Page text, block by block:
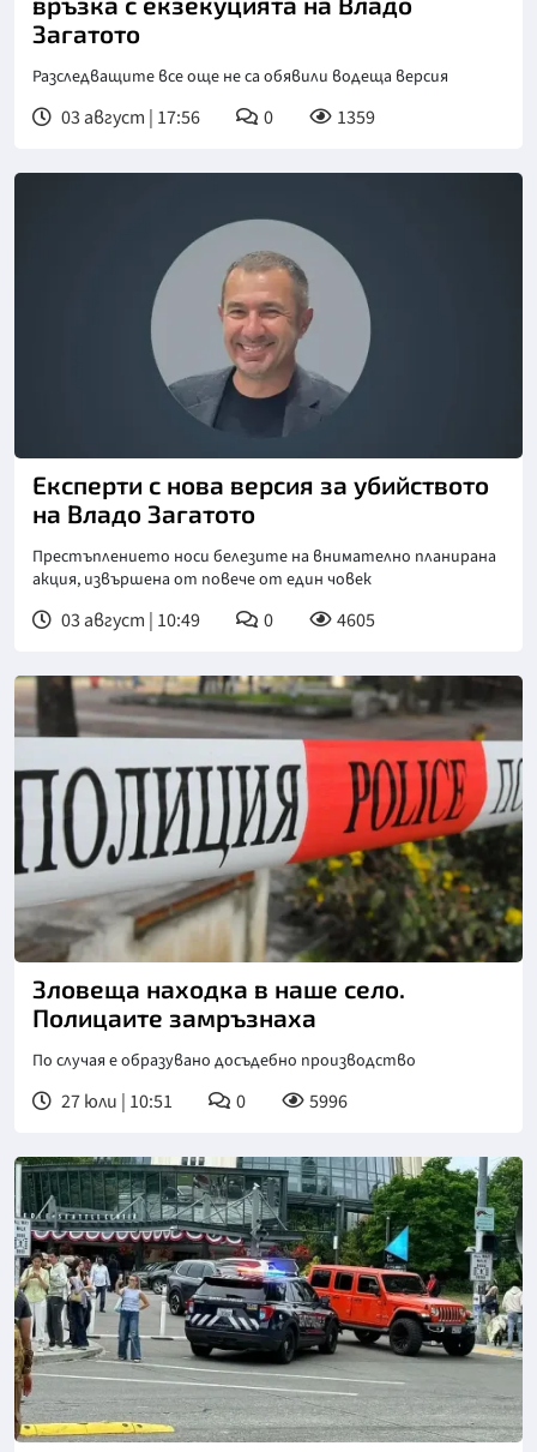
Загатото
Разследващите все още не са обявили водеща версия
03 август | 17:56 0 1359
Експерти с нова версия за убийството
на Владо Загатото
Престъплението носи белезите на внимателно планирана
акция, извършена от повече от един човек
03 август | 10:49 0 4605
Зловеща находка в наше село.
Полицаите замръзнаха
По случая е образувано досъдебно производство
27 юли | 10:51 0 5996